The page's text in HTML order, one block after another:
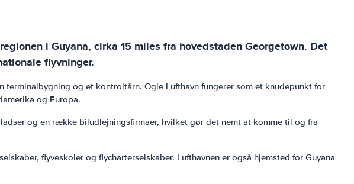
i Guyana, cirka 15 miles fra hovedstaden Georgetown. Det
flyvninger.
terminalbygning og et kontroltårn. Ogle Lufthavn fungerer som et knudepunkt for
og Europa.
og en række biludlejningsfirmaer, hvilket gør det nemt at komme til og fra
flyveskoler og flycharterselskaber. Lufthavnen er også hjemsted for Guyana